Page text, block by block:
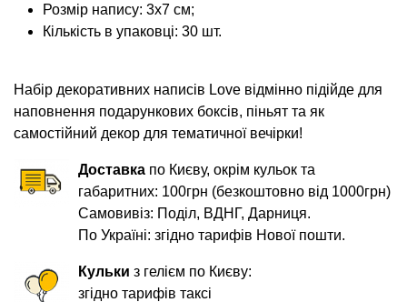
Розмір напису: 3х7 см;
Кількість в упаковці: 30 шт.
Набір декоративних написів Love відмінно підійде для
наповнення подарункових боксів, піньят та як
самостійний декор для тематичної вечірки!
Доставка по Києву, окрім кульок та
габаритних: 100грн (безкоштовно від 1000грн)
Самовивіз: Поділ, ВДНГ, Дарниця.
По Україні: згідно тарифів Нової пошти.
Кульки з гелієм по Києву:
згідно тарифів таксі